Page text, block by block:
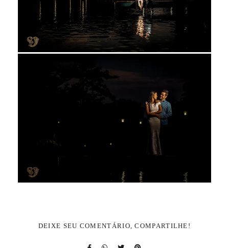
DEIXE SEU COMENTÁRIO, COMPARTILHE!